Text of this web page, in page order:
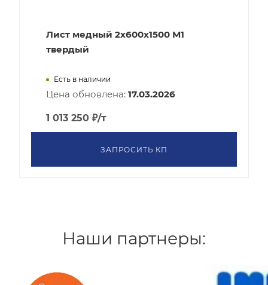
Лист медный 2x600х1500 М1
твердый
Есть в наличии
Цена обновлена: 17.03.2026
1 013 250 ₽/т
ЗАПРОСИТЬ КП
Наши партнеры: